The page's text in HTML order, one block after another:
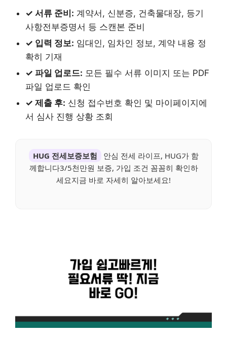
✓ 서류 준비: 계약서, 신분증, 건축물대장, 등기
사항전부증명서 등 스캔본 준비
✓ 입력 정보: 임대인, 임차인 정보, 계약 내용 정
확히 기재
✓ 파일 업로드: 모든 필수 서류 이미지 또는 PDF
파일 업로드 확인
✓ 제출 후: 신청 접수번호 확인 및 마이페이지에
서 심사 진행 상황 조회
HUG 전세보증보험
안심 전세 라이프, HUG가 함
께합니다3/5천만원 보증, 가입 조건 꼼꼼히 확인하
세요지금 바로 자세히 알아보세요!